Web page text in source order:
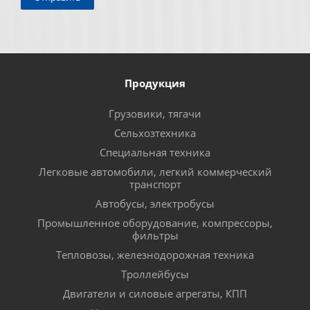
Продукция
Грузовики, тягачи
Сельхозтехника
Специальная техника
Легковые автомобили, легкий коммерческий
транспорт
Автобусы, электробусы
Промышленное оборудование, компрессоры,
фильтры
Тепловозы, железнодорожная техника
Троллейбусы
Двигатели и силовые агрегаты, КПП